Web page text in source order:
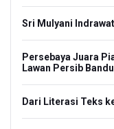
Sri Mulyani
Persebaya Juara
Lawan Persib
Dari Literasi Teks